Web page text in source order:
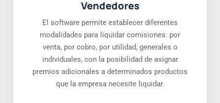
Vendedores
El software permite establecer diferentes
modalidades para liquidar comisiones: por
venta, por cobro, por utilidad, generales o
individuales, con la posibilidad de asignar
premios adicionales a determinados productos
que la empresa necesite liquidar.